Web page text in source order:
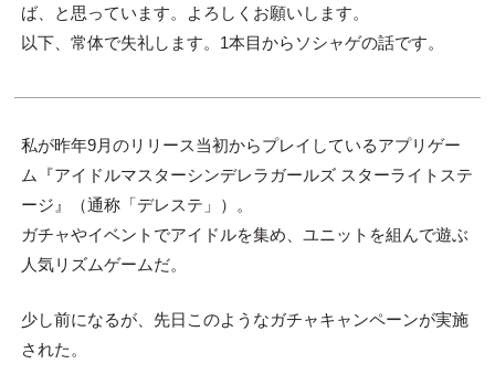
ば、と思っています。よろしくお願いします。
以下、常体で失礼します。1本目からソシャゲの話です。
私が昨年9月のリリース当初からプレイしているアプリゲー
ム『アイドルマスターシンデレラガールズ スターライトステ
ージ』（通称「デレステ」）。
ガチャやイベントでアイドルを集め、ユニットを組んで遊ぶ
人気リズムゲームだ。
少し前になるが、先日このようなガチャキャンペーンが実施
された。